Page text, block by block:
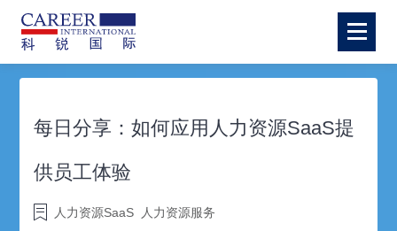
每日分享：如何应用人力资源SaaS提
供员工体验
人力资源SaaS 人力资源服务